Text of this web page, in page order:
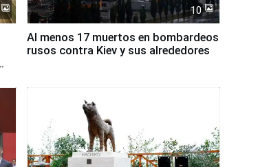
10
Al menos 17 muertos en bombardeos
rusos contra Kiev y sus alrededores